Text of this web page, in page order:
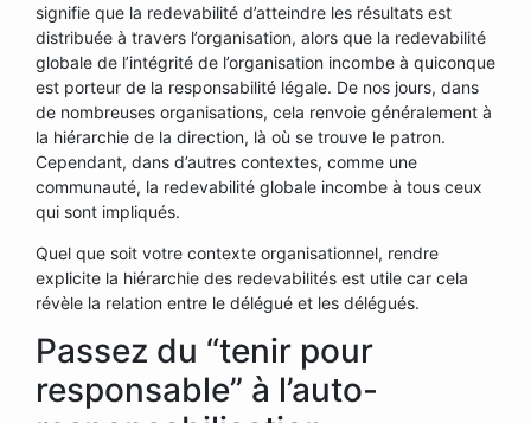
signifie que la redevabilité d’atteindre les résultats est
distribuée à travers l’organisation, alors que la redevabilité
globale de l’intégrité de l’organisation incombe à quiconque
est porteur de la responsabilité légale. De nos jours, dans
de nombreuses organisations, cela renvoie généralement à
la hiérarchie de la direction, là où se trouve le patron.
Cependant, dans d’autres contextes, comme une
communauté, la redevabilité globale incombe à tous ceux
qui sont impliqués.
Quel que soit votre contexte organisationnel, rendre
explicite la hiérarchie des redevabilités est utile car cela
révèle la relation entre le délégué et les délégués.
Passez du “tenir pour
responsable” à l’auto-